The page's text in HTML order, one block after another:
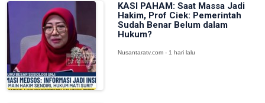
KASI PAHAM: Saat Massa Jadi
Hakim, Prof Ciek: Pemerintah
Sudah Benar Belum dalam
Hukum?
Nusantaratv.com - 1 hari lalu